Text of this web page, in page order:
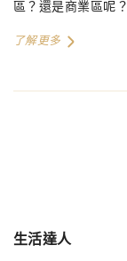
區？還是商業區呢？
了解更多
生活達人